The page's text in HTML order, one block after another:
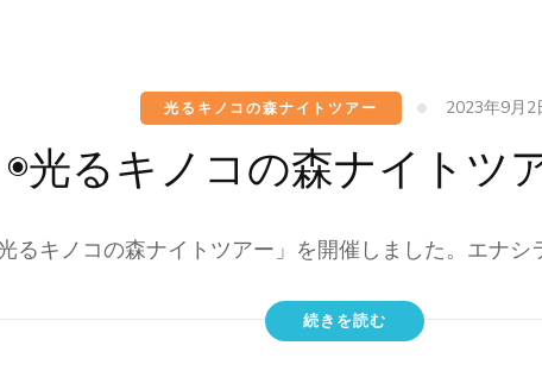
光るキノコの森ナイトツアー 2023年9月2
◉光るキノコの森ナイトツ
るキノコの森ナイトツアー」を開催しました。エナシ
続きを読む